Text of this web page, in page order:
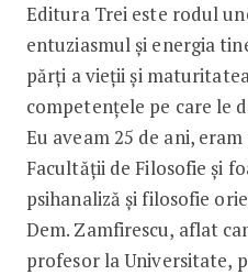
Editura Trei este rodul
entuziasmul și energia
părți a vieții și
competențele pe care le
Eu aveam 25 de ani,
Facultății de Filosofie și
psihanaliză și filosofie
Dem. Zamfirescu, aflat
profesor la Universitate,